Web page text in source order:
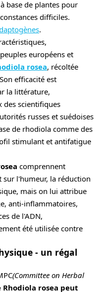
base de plantes pour
difficiles.
européens et
rosea , récoltée
efficacité est
la littérature,
des scientifiques
russes et suédoises
de rhodiola comme des
stimulant et antifatigue
comprennent
l'humeur, la réduction
mais on lui attribue
anti-inflammatoires,
de l'ADN,
été utilisée contre
- un régal
(Committee on Herbal
Rhodiola rosea peut